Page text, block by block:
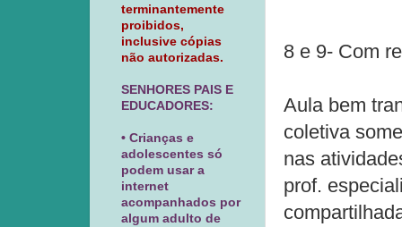
8 e 9- Com
Aula bem
coletiva
nas
prof.
terminantemente
proibidos,
inclusive cópias
não autorizadas.
SENHORES PAIS E
EDUCADORES:
• Crianças e
adolescentes só
podem usar a
internet
acompanhados por
algum adulto de